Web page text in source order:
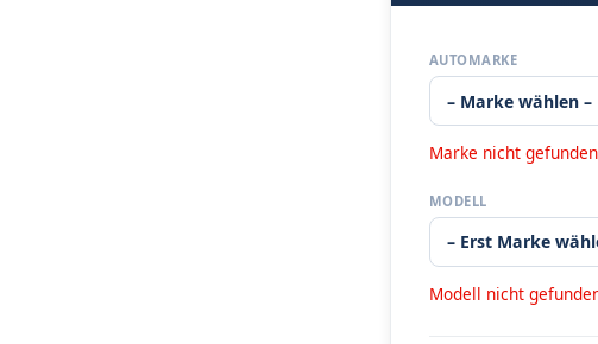
AUTOMARKE
Marke nicht
MODELL
Modell nicht